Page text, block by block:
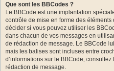
Que sont les BBCodes ?
Le BBCode est une implantation
contrôle de mise en forme des éléments
décider si vous pouvez utiliser les
dans chacun de vos messages en
de rédaction de message. Le BBCode
mais les balises sont incluses entre
d’informations sur le BBCode,
rédaction de message.